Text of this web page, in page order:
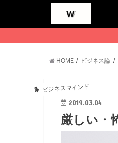
HOME ビジネス論
ビジネスマインド
2019.03.04
厳しい・